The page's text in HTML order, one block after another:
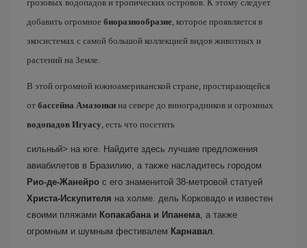
грозовых водопадов и тропических островов. К этому следует
добавить огромное биоразнообразие , которое проявляется в
экосистемах с самой большой коллекцией видов животных и
растений на Земле.
В этой огромной южноамериканской стране, простирающейся
от бассейна Амазонки на севере до виноградников и огромных
водопадов Игуасу , есть что посетить
сильный> на юге. Найдите здесь лучшие предложения
авиабилетов в Бразилию, а также насладитесь городом
Рио-де-Жанейро с его знаменитой 38-метровой статуей
Христа-Искупителя на холме. дель Корковадо и известен
своими пляжами Копакабана и Ипанема , а также
огромным и шумным фестивалем Карнавал